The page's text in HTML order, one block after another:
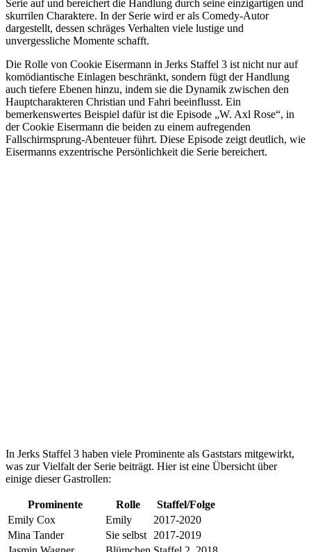
Serie auf und bereichert die Handlung durch seine einzigartigen und
skurrilen Charaktere. In der Serie wird er als Comedy-Autor
dargestellt, dessen schräges Verhalten viele lustige und
unvergessliche Momente schafft.
Die Rolle von Cookie Eisermann in Jerks Staffel 3 ist nicht nur auf
komödiantische Einlagen beschränkt, sondern fügt der Handlung
auch tiefere Ebenen hinzu, indem sie die Dynamik zwischen den
Hauptcharakteren Christian und Fahri beeinflusst. Ein
bemerkenswertes Beispiel dafür ist die Episode „W. Axl Rose“, in
der Cookie Eisermann die beiden zu einem aufregenden
Fallschirmsprung-Abenteuer führt. Diese Episode zeigt deutlich, wie
Eisermanns exzentrische Persönlichkeit die Serie bereichert.
In Jerks Staffel 3 haben viele Prominente als Gaststars mitgewirkt,
was zur Vielfalt der Serie beiträgt. Hier ist eine Übersicht über
einige dieser Gastrollen:
Prominente Rolle
Staffel/Folge
Emily Cox
Emily
2017-2020
Mina Tander
Sie selbst
2017-2019